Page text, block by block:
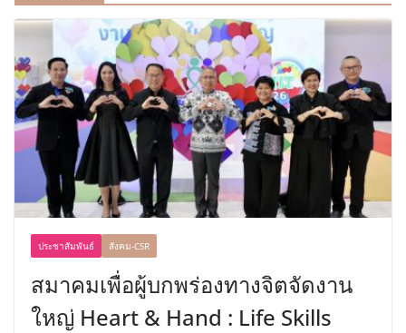
ประชาสัมพันธ์ สังคม-CSR
สมาคมเพื่อผู้บกพร่องทางจิตจัดงาน
ใหญ่ Heart & Hand : Life Skills